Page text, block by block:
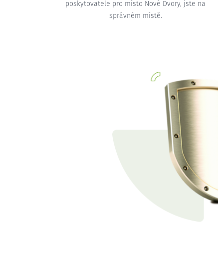
poskytovatele pro místo Nové Dvory, jste na
správném místě.